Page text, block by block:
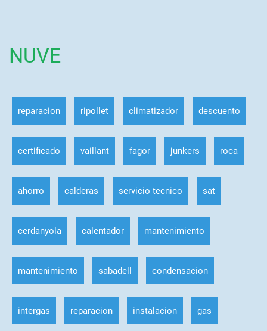
NUVE
reparacion ripollet climatizador descuento
certificado vaillant fagor junkers roca
ahorro calderas servicio tecnico sat
cerdanyola calentador mantenimiento
mantenimiento sabadell condensacion
intergas reparacion instalacion gas